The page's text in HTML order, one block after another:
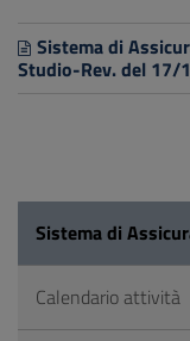
Sistema di
Studio-Rev. del 17/
Sistema di
Calendario attività